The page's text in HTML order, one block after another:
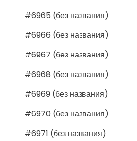
#6965 (без названия)
#6966 (без названия)
#6967 (без названия)
#6968 (без названия)
#6969 (без названия)
#6970 (без названия)
#6971 (без названия)